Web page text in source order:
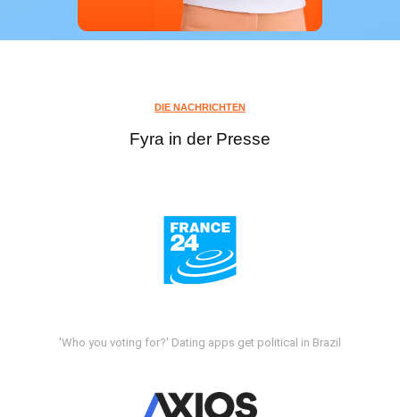
DIE NACHRICHTEN
Fyra in der Presse
'Who you voting for?' Dating apps get political in Brazil